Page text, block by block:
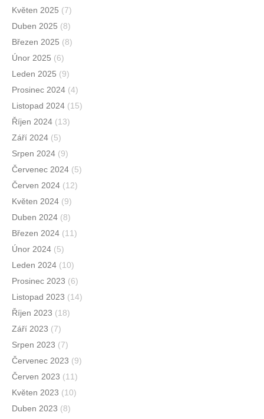
Květen 2025 (7)
Duben 2025 (8)
Březen 2025 (8)
Únor 2025 (6)
Leden 2025 (9)
Prosinec 2024 (4)
Listopad 2024 (15)
Říjen 2024 (13)
Září 2024 (5)
Srpen 2024 (9)
Červenec 2024 (5)
Červen 2024 (12)
Květen 2024 (9)
Duben 2024 (8)
Březen 2024 (11)
Únor 2024 (5)
Leden 2024 (10)
Prosinec 2023 (6)
Listopad 2023 (14)
Říjen 2023 (18)
Září 2023 (7)
Srpen 2023 (7)
Červenec 2023 (9)
Červen 2023 (11)
Květen 2023 (10)
Duben 2023 (8)